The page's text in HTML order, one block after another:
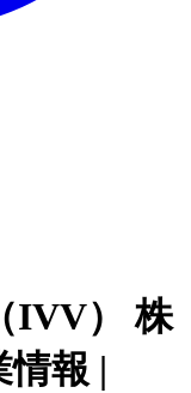
IVV）
株
報 |